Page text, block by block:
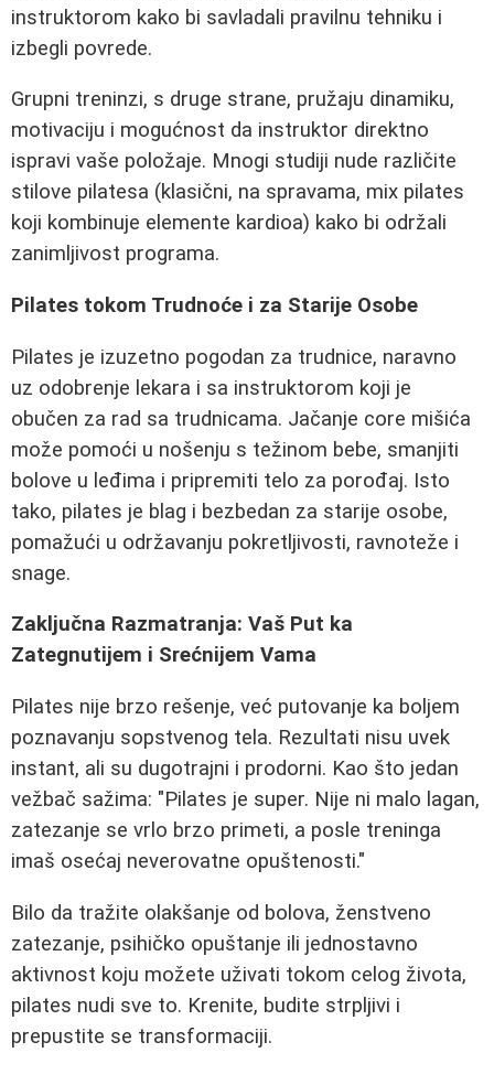
instruktorom kako bi savladali pravilnu tehniku i
izbegli povrede.
Grupni treninzi, s druge strane, pružaju dinamiku,
motivaciju i mogućnost da instruktor direktno
ispravi vaše položaje. Mnogi studiji nude različite
stilove pilatesa (klasični, na spravama, mix pilates
koji kombinuje elemente kardioa) kako bi održali
zanimljivost programa.
Pilates tokom Trudnoće i za Starije Osobe
Pilates je izuzetno pogodan za trudnice, naravno
uz odobrenje lekara i sa instruktorom koji je
obučen za rad sa trudnicama. Jačanje core mišića
može pomoći u nošenju s težinom bebe, smanjiti
bolove u leđima i pripremiti telo za porođaj. Isto
tako, pilates je blag i bezbedan za starije osobe,
pomažući u održavanju pokretljivosti, ravnoteže i
snage.
Zaključna Razmatranja: Vaš Put ka
Zategnutijem i Srećnijem Vama
Pilates nije brzo rešenje, već putovanje ka boljem
poznavanju sopstvenog tela. Rezultati nisu uvek
instant, ali su dugotrajni i prodorni. Kao što jedan
vežbač sažima: "Pilates je super. Nije ni malo lagan,
zatezanje se vrlo brzo primeti, a posle treninga
imaš osećaj neverovatne opuštenosti."
Bilo da tražite olakšanje od bolova, ženstveno
zatezanje, psihičko opuštanje ili jednostavno
aktivnost koju možete uživati tokom celog života,
pilates nudi sve to. Krenite, budite strpljivi i
prepustite se transformaciji.